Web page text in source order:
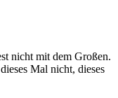
nicht mit dem Großen.
Mal nicht, dieses